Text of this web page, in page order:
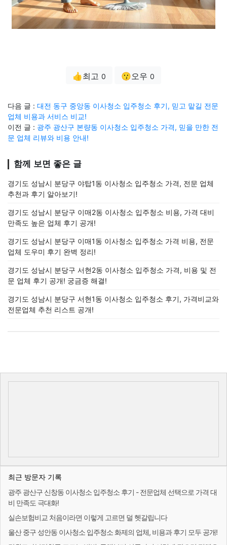
👍최고 0 😗오우 0
다음 글 : 대전 동구 중앙동 이사청소 입주청소 후기, 믿고 맡길 전문
업체 비용과 서비스 비교!
이전 글 : 광주 광산구 본량동 이사청소 입주청소 가격, 믿을 만한 전
문 업체 리뷰와 비용 안내!
함께 보면 좋은 글
경기도 성남시 분당구 야탑1동 이사청소 입주청소 가격, 전문 업체
추천과 후기 알아보기!
경기도 성남시 분당구 이매2동 이사청소 입주청소 비용, 가격 대비
만족도 높은 업체 후기 공개!
경기도 성남시 분당구 이매1동 이사청소 입주청소 가격 비용, 전문
업체 도우미 후기 완벽 정리!
경기도 성남시 분당구 서현2동 이사청소 입주청소 가격, 비용 및 전
문 업체 후기 공개! 궁금증 해결!
경기도 성남시 분당구 서현1동 이사청소 입주청소 후기, 가격비교와
전문업체 추천 리스트 공개!
최근 방문자 기록
광주 광산구 신창동 이사청소 입주청소 후기 - 전문업체 선택으로 가격 대
비 만족도 극대화!
실손보험비교 처음이라면 이렇게 고르면 덜 헷갈립니다
울산 중구 성안동 이사청소 입주청소 화제의 업체, 비용과 후기 모두 공개!